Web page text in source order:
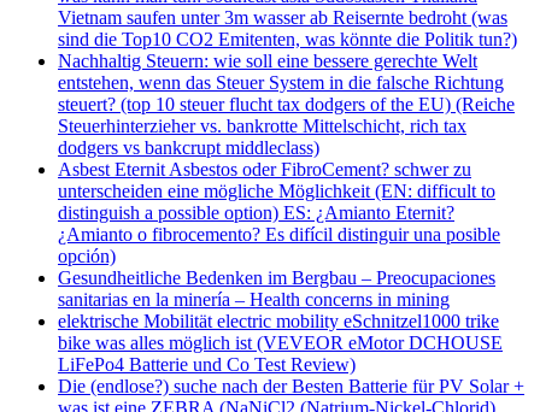
Vietnam saufen unter 3m wasser ab Reisernte bedroht (was
sind die Top10 CO2 Emitenten, was könnte die Politik tun?)
Nachhaltig Steuern: wie soll eine bessere gerechte Welt
entstehen, wenn das Steuer System in die falsche Richtung
steuert? (top 10 steuer flucht tax dodgers of the EU) (Reiche
Steuerhinterzieher vs. bankrotte Mittelschicht, rich tax
dodgers vs bankcrupt middleclass)
Asbest Eternit Asbestos oder FibroCement? schwer zu
unterscheiden eine mögliche Möglichkeit (EN: difficult to
distinguish a possible option) ES: ¿Amianto Eternit?
¿Amianto o fibrocemento? Es difícil distinguir una posible
opción)
Gesundheitliche Bedenken im Bergbau – Preocupaciones
sanitarias en la minería – Health concerns in mining
elektrische Mobilität electric mobility eSchnitzel1000 trike
bike was alles möglich ist (VEVEOR eMotor DCHOUSE
LiFePo4 Batterie und Co Test Review)
Die (endlose?) suche nach der Besten Batterie für PV Solar +